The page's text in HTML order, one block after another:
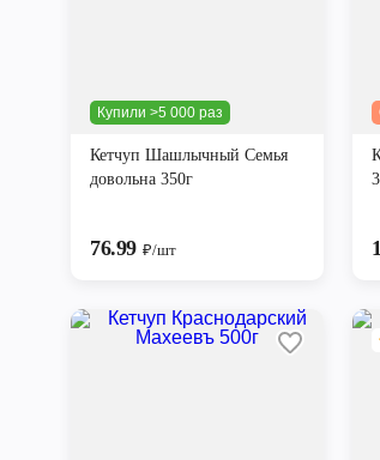
Купили >5 000 раз
Кетчуп Шашлычный Семья
довольна 350г
76.99 ₽/шт